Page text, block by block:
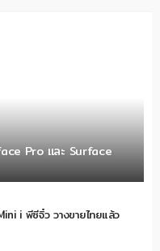
Pro และ Surface
i พีซีจิ๋ว วางขายไทยแล้ว